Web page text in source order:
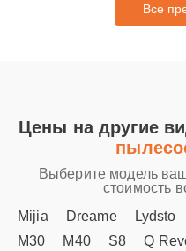
Все
Цены на другие
Выберите модель
стоимость
Mijia
Dreame Lydsto
M30
M40 S8 Q